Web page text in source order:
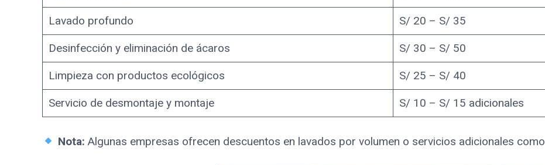
Lavado profundo S/ 20 – S/ 35
Desinfección y eliminación de ácaros S/ 30 – S/ 50
Limpieza con productos ecológicos S/ 25 – S/ 40
Servicio de desmontaje y montaje S/ 10 – S/ 15 adicionales
Nota: Algunas empresas ofrecen descuentos en lavados por volumen o servicios adicionales como